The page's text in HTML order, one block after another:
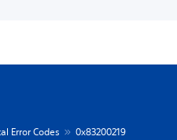
Error Codes 0x83200219